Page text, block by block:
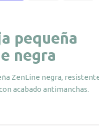
pequeña
negra
ZenLine negra,
acabado antimanchas.